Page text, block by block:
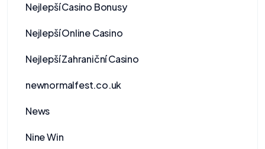
Nejlepší Casino Bonusy
Nejlepší Online Casino
Nejlepší Zahraniční Casino
newnormalfest.co.uk
News
Nine Win